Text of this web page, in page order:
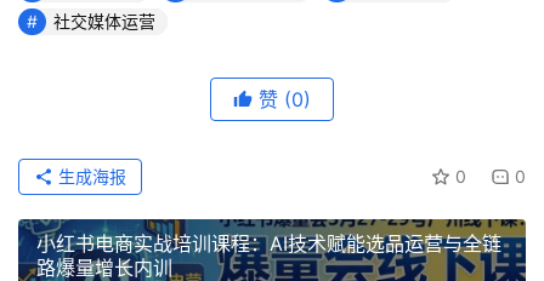
社交媒体运营
赞 (0)
0 0
生成海报
小红书电商实战培训课程：AI技术赋能选品运营与全链
路爆量增长内训